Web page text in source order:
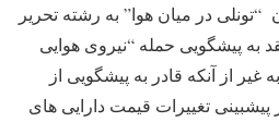
با عنوان “تونلی در میان هوا” به رشته تحریر
به پیشگویی حمله “نیروی هوایی
غیر از آنکه قادر به پیشگویی از
پیشبینی تغییرات قیمت دارایی های